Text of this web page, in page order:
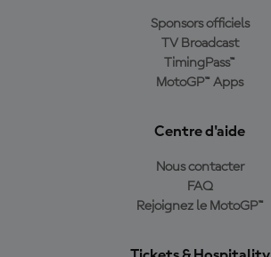
Sponsors officiels
TV Broadcast
TimingPass™
MotoGP™ Apps
Centre d'aide
Nous contacter
FAQ
Rejoignez le MotoGP™